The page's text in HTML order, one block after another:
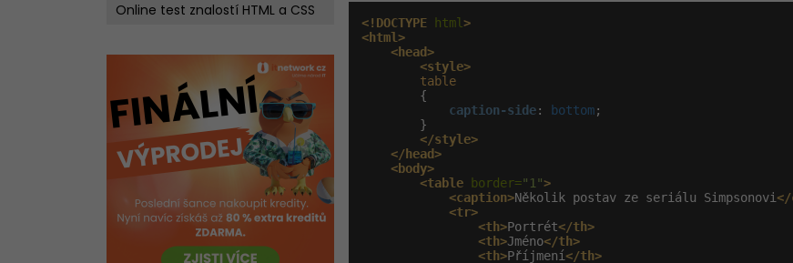
Online test znalostí HTML a CSS
<!DOCTYPE html >
<html>
<head>
<style>
table
        {
caption-side: bottom;
        }
</style>
</head>
<body>
<table border="1">
<caption>Několik postav ze seriálu Simpsonovi</
<tr>
<th>Portrét</th>
<th>Jméno</th>
<th>Příjmení</th>